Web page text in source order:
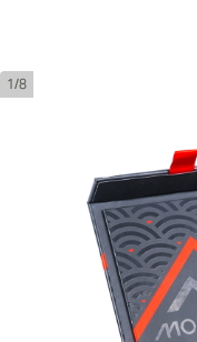
1/8
Montego
Longueur:152 mm /
0
était